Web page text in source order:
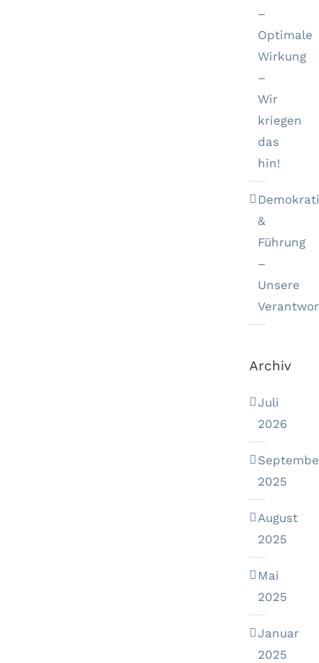
–
Optimale
Wirkung
–
Wir
kriegen
das
hin!
&
Führung
–
Unsere
Archiv
Juli
2026
2025
August
2025
Mai
2025
Januar
2025